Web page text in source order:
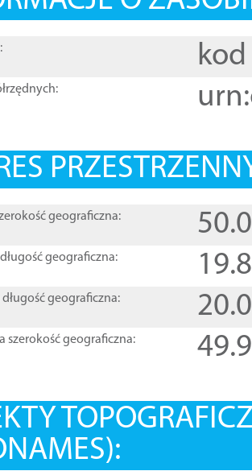
kod
geograficzna:
geograficzna:
geograficzna:
szerokość geograficzna: